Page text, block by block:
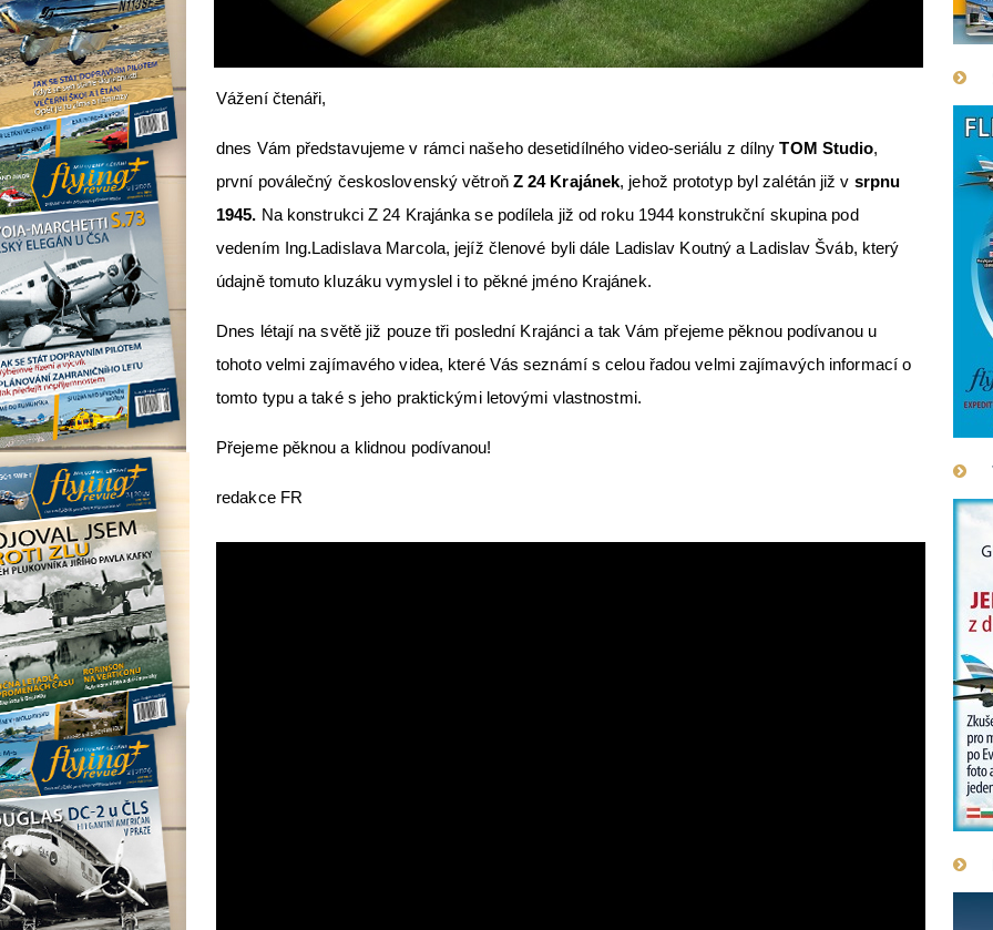
Vážení čtenáři,
dnes Vám představujeme v rámci našeho desetidílného video-seriálu z dílnyTOM Studio,
první poválečný československý větroň Z 24 Krajánek, jehož prototyp byl zalétán již v srpnu
1945. Na konstrukci Z 24 Krajánka se podílela již od roku 1944 konstrukční skupina pod
vedením Ing.Ladislava Marcola, jejíž členové byli dále Ladislav Koutný a Ladislav Šváb, který
údajně tomuto kluzáku vymyslel i to pěkné jméno Krajánek.
Dnes létají na světě již pouze tři poslední Krajánci a tak Vám přejeme pěknou podívanou u
tohoto velmi zajímavého videa, které Vás seznámí s celou řadou velmi zajímavých informací o
tomto typu a také s jeho praktickými letovými vlastnostmi.
Přejeme pěknou a klidnou podívanou!
redakce FR